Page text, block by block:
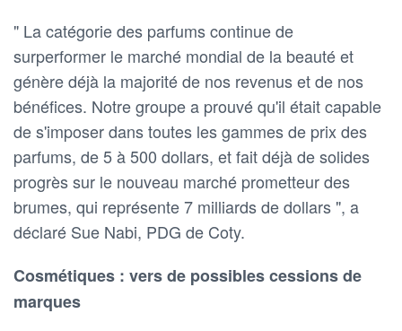
" La catégorie des parfums continue de
surperformer le marché mondial de la beauté et
génère déjà la majorité de nos revenus et de nos
bénéfices. Notre groupe a prouvé qu'il était capable
de s'imposer dans toutes les gammes de prix des
parfums, de 5 à 500 dollars, et fait déjà de solides
progrès sur le nouveau marché prometteur des
brumes, qui représente 7 milliards de dollars ", a
déclaré Sue Nabi, PDG de Coty.
Cosmétiques : vers de possibles cessions de
marques